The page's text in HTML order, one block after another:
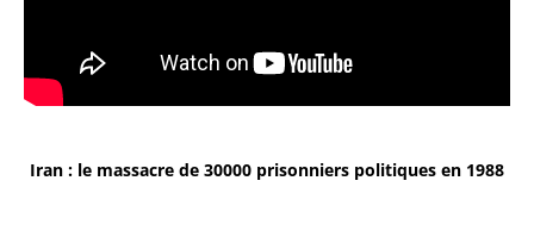
Iran : le massacre de 30000 prisonniers politiques en 1988